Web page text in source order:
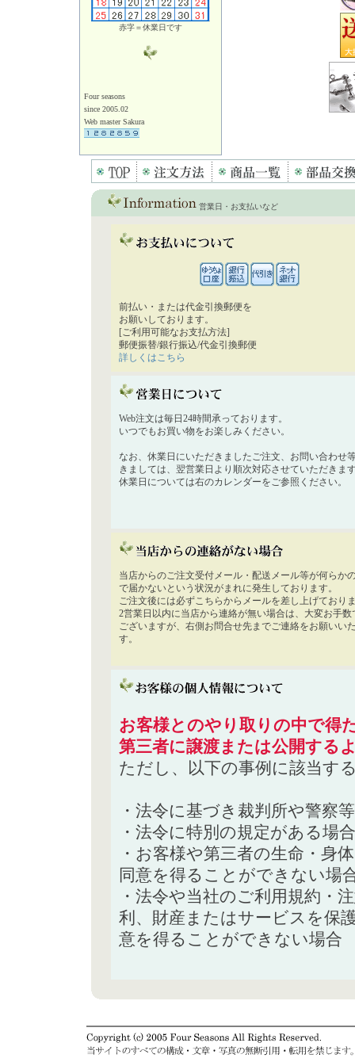
赤字＝休業日です
Four seasons
since 2005.02
Web master Sakura
営業日・お支払いなど
前払い・または代金引換郵便を
お願いしております。
[ご利用可能なお支払方法]
郵便振替/銀行振込/代金引換郵便
詳しくはこちら
Web注文は毎日24時間承っております。
いつでもお買い物をお楽しみください。
なお、休業日にいただきましたご注文、お問い合わせ
きましては、翌営業日より順次対応させていただきま
休業日については右のカレンダーをご参照ください。
当店からのご注文受付メール・配送メール等が何らか
で届かないという状況がまれに発生しております。
ご注文後には必ずこちらからメールを差し上げており
2営業日以内に当店から連絡が無い場合は、大変お手数
ございますが、右側お問合せ先までご連絡をお願いい
す。
お客様とのやり取りの中で得
第三者に譲渡または公開する
ただし、以下の事例に該当す
・法令に基づき裁判所や警察
・法令に特別の規定がある場合
・お客様や第三者の生命・身
同意を得ることができない場
・法令や当社のご利用規約・
利、財産またはサービスを保
意を得ることができない場合